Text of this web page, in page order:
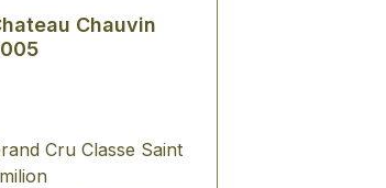
Chauvin
Cru Classe Saint